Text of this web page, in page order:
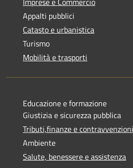
Appalti pubblici
Catasto e urbanistica
Turismo
Mobilità e trasporti
Educazione e formazione
Giustizia e sicurezza pubblica
Tributi,finanze e contravvenzioni
Ambiente
Salute, benessere e assistenza